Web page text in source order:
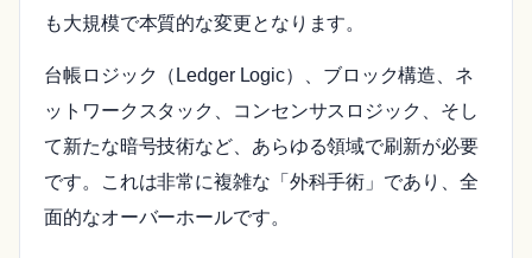
も大規模で本質的な変更となります。
台帳ロジック（Ledger Logic）、ブロック構造、ネ
ットワークスタック、コンセンサスロジック、そし
て新たな暗号技術など、あらゆる領域で刷新が必要
です。これは非常に複雑な「外科手術」であり、全
面的なオーバーホールです。